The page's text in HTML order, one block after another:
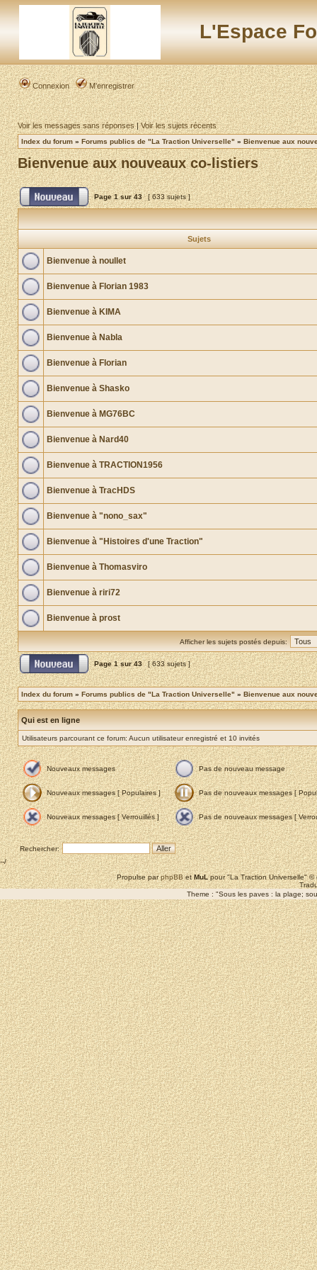
L'Espace
Connexion M’enregistrer
Voir les messages sans réponses|Voir les sujets récents
Index du forum » Forums publics de "La Traction Universelle" » Bienvenue aux
Bienvenue aux nouveaux co-listiers
Page1sur43 [ 633 sujets ]
Sujets
Bienvenue à noullet
Bienvenue à Florian 1983
Bienvenue à KIMA
Bienvenue à Nabla
Bienvenue à Florian
Bienvenue à Shasko
Bienvenue à MG76BC
Bienvenue à Nard40
Bienvenue à TRACTION1956
Bienvenue à TracHDS
Bienvenue à "nono_sax"
Bienvenue à "Histoires d'une Traction"
Bienvenue à Thomasviro
Bienvenue à riri72
Bienvenue à prost
Afficher les sujets postés depuis:
Page1sur43 [ 633 sujets ]
Index du forum » Forums publics de "La Traction Universelle" » Bienvenue aux
Qui est en ligne
Utilisateurs parcourant ce forum: Aucun utilisateur enregistré et 10 invités
Nouveaux messages Pas de nouveau message
Nouveaux messages [ Populaires ] Pas de nouveaux messages [
Nouveaux messages [ Verrouillés ] Pas de nouveaux messages [
Rechercher:
--/
Propulse parphpBBetMuLpour "La Traction Universelle"
Theme : "Sous les paves : la plage;